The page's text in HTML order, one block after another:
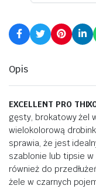
Opis
EXCELLENT PRO
gęsty, brokatowy żel
wielokolorową
sprawia, że jest
szablonie lub tipsie w
również do
żele w czarnych